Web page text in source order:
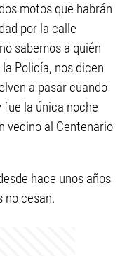
motos que habrán
por la calle
sabemos a quién
Policía, nos dicen
a pasar cuando
fue la única noche
vecino al Centenario
hace unos años
no cesan.